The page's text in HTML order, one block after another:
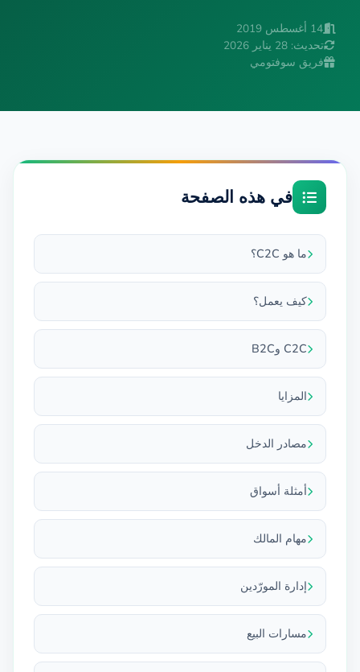
14 أغسطس 2019
تحديث: 28 يناير 2026
فريق سوفتومي
في هذه الصفحة
ما هو C2C؟
كيف يعمل؟
C2C وB2C
المزايا
مصادر الدخل
أمثلة أسواق
مهام المالك
إدارة المورّدين
مسارات البيع